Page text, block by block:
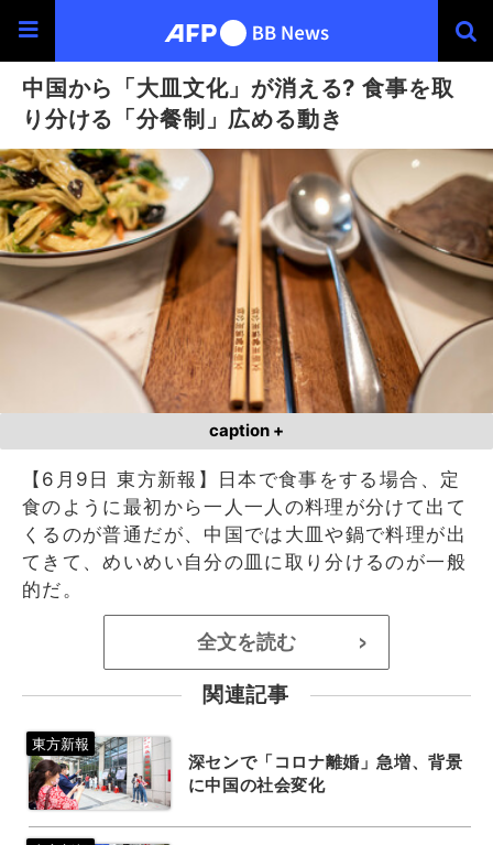
中国から「大皿文化」が消える? 食事を取
り分ける「分餐制」広める動き
caption +
【6月9日 東方新報】日本で食事をする場合、定
食のように最初から一人一人の料理が分けて出て
くるのが普通だが、中国では大皿や鍋で料理が出
てきて、めいめい自分の皿に取り分けるのが一般
的だ。
全文を読む >
関連記事
深センで「コロナ離婚」急増、背景
に中国の社会変化